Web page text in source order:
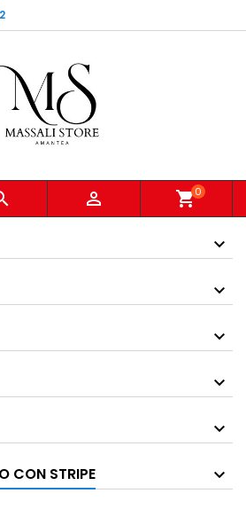
 shopping_cart0
CON STRIPE